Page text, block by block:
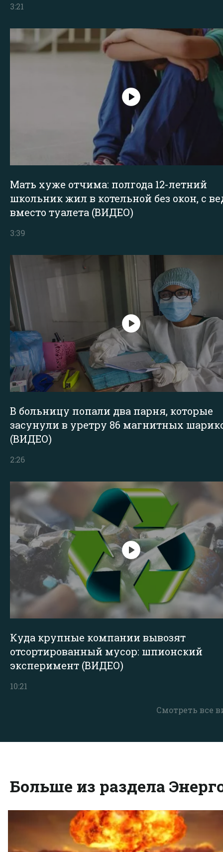
Смотреть все
3:21
Мать хуже отчима: полгода 12-летний
школьник жил в котельной без окон, с
вместо туалета (ВИДЕО)
3:39
В больницу попали два парня, которые
засунули в уретру 86 магнитных
(ВИДЕО)
2:26
Куда крупные компании вывозят
отсортированный мусор: шпионский
эксперимент (ВИДЕО)
10:21
Больше из раздела